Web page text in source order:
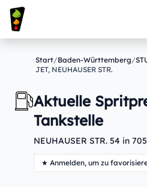
Start/Baden-Württemberg/
JET, NEUHAUSER STR.
Aktuelle
Tankstelle
NEUHAUSER STR. 54 in
★ Anmelden, um zu